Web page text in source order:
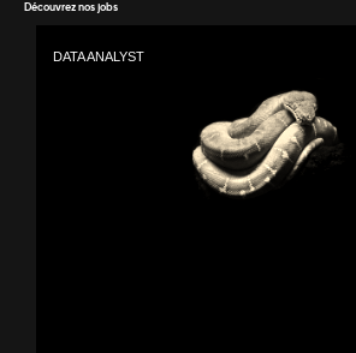
Découvrez nos jobs
DATA ANALYST